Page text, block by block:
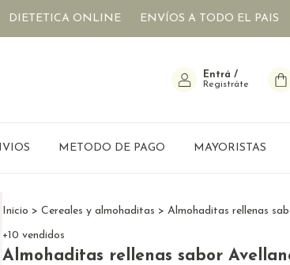
ONLINE ENVÍOS A TODO EL PAIS
Entrá /
Registráte
METODO DE PAGO MAYORISTAS
Inicio > Cereales y almohaditas > Almohaditas rellenas
+10 vendidos
Almohaditas rellenas sabor